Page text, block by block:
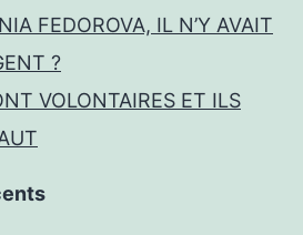
FEDOROVA, IL N’Y AVAIT
?
VOLONTAIRES ET ILS